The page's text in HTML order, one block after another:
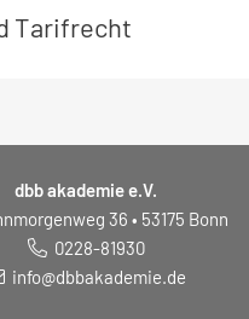
Tarifrecht
dbb akademie e.V.
36 • 53175 Bonn
0228-81930
info@dbbakademie.de